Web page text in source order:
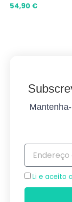
54,90 €
Endereço
eletrónico
Aceitação
Li e aceito